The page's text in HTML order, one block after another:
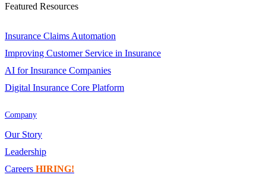
Featured Resources
Insurance Claims Automation
Improving Customer Service in Insurance
AI for Insurance Companies
Digital Insurance Core Platform
Company
Our Story
Leadership
Careers HIRING!